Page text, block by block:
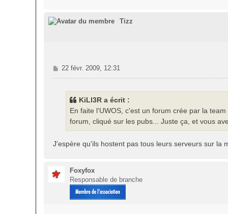
Tizz
M
e
22 févr. 2009, 12:31
KiLl3R a écrit :
En faite l'UWOS, c'est un forum crée par la
forum, cliqué sur les pubs... Juste ça, et vous
J'espère qu'ils hostent pas tous leurs serveurs sur la
Foxyfox
Responsable de branche